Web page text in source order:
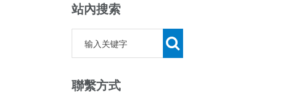
站內搜索
聯繫方式